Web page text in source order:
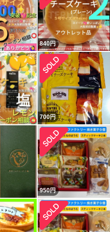
840円
700円
950円